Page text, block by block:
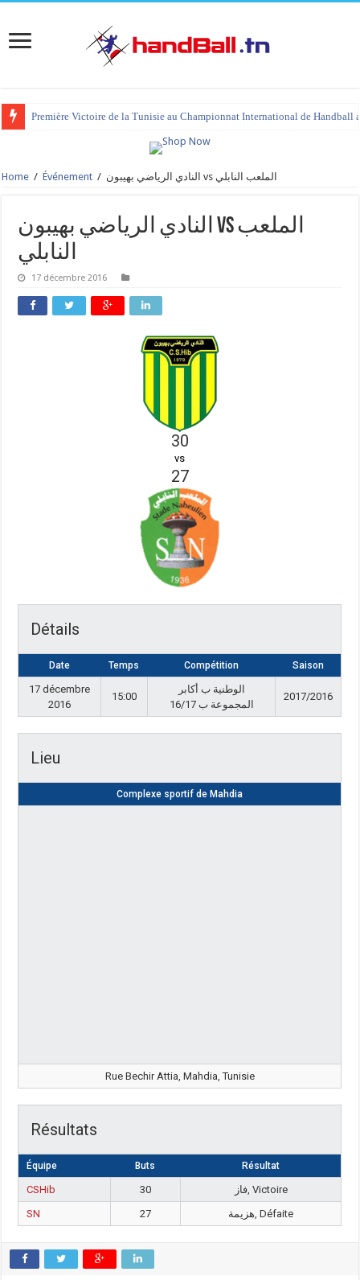
Première Victoire de la Tunisie au Championnat International de Handball
Home / Événement / النادي الرياضي بهيبون vs الملعب النابلي
النادي الرياضي بهيبون vs الملعب
النابلي
17 décembre 2016
30
vs
27
Détails
Date Temps Compétition Saison
17 décembre
2016
15:00
الوطنية ب أكابر
المجموعة ب 16/17
2017/2016
Lieu
Complexe sportif de Mahdia
Rue Bechir Attia, Mahdia, Tunisie
Résultats
Équipe Buts Résultat
CSHib 30
فاز, Victoire
SN
27 هزيمة, Défaite